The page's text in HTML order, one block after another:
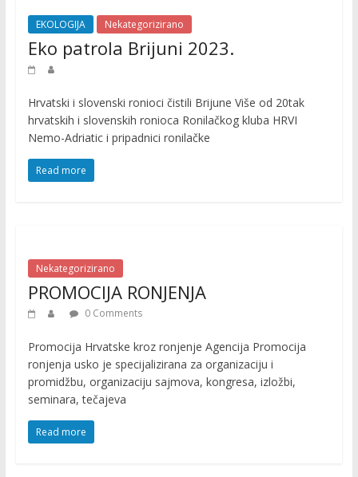
EKOLOGIJA Nekategorizirano
Eko patrola Brijuni 2023.
Hrvatski i slovenski ronioci čistili Brijune Više od 20tak
hrvatskih i slovenskih ronioca Ronilačkog kluba HRVI
Nemo-Adriatic i pripadnici ronilačke
Read more
Nekategorizirano
PROMOCIJA RONJENJA
0 Comments
Promocija Hrvatske kroz ronjenje Agencija Promocija
ronjenja usko je specijalizirana za organizaciju i
promidžbu, organizaciju sajmova, kongresa, izložbi,
seminara, tečajeva
Read more